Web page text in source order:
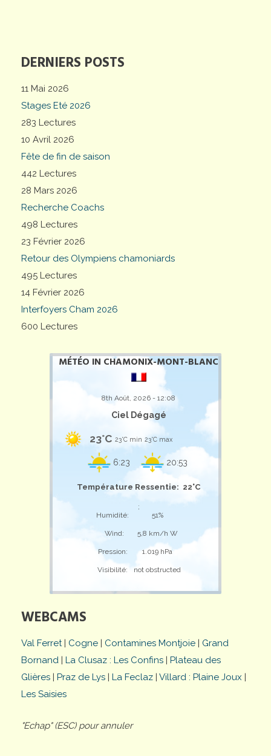
DERNIERS POSTS
11 Mai 2026
Stages Eté 2026
283 Lectures
10 Avril 2026
Fête de fin de saison
442 Lectures
28 Mars 2026
Recherche Coachs
498 Lectures
23 Février 2026
Retour des Olympiens chamoniards
495 Lectures
14 Février 2026
Interfoyers Cham 2026
600 Lectures
MÉTÉO IN CHAMONIX-MONT-BLANC
8th Août, 2026 - 12:08
Ciel Dégagé
23°C 23°C min 23°C max
6:23 20:53
Température Ressentie: 22°C
;
Humidité:
51%
Wind: 5,8 km/h W
Pression: 1.019 hPa
Visibilité: not obstructed
WEBCAMS
Val Ferret| Cogne | Contamines Montjoie | Grand
Bornand | La Clusaz : Les Confins | Plateau des
Glières | Praz de Lys | La Feclaz | Villard : Plaine Joux |
Les Saisies
"Echap" (ESC) pour annuler